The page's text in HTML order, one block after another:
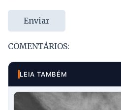
Enviar
COMENTÁRIOS:
LEIA TAMBÉM